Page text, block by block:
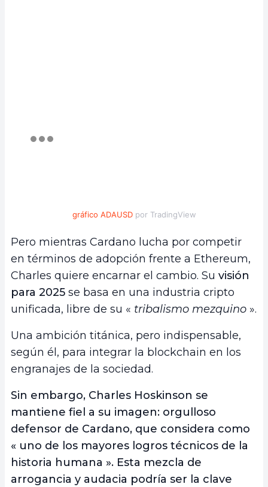
gráfico ADAUSDpor TradingView
Pero mientras Cardano lucha por competir
en términos de adopción frente a Ethereum,
Charles quiere encarnar el cambio. Su visión
para 2025 se basa en una industria cripto
unificada, libre de su « tribalismo mezquino ».
Una ambición titánica, pero indispensable,
según él, para integrar la blockchain en los
engranajes de la sociedad.
Sin embargo, Charles Hoskinson se
mantiene fiel a su imagen: orgulloso
defensor de Cardano, que considera como
« uno de los mayores logros técnicos de la
historia humana ». Esta mezcla de
arrogancia y audacia podría ser la clave